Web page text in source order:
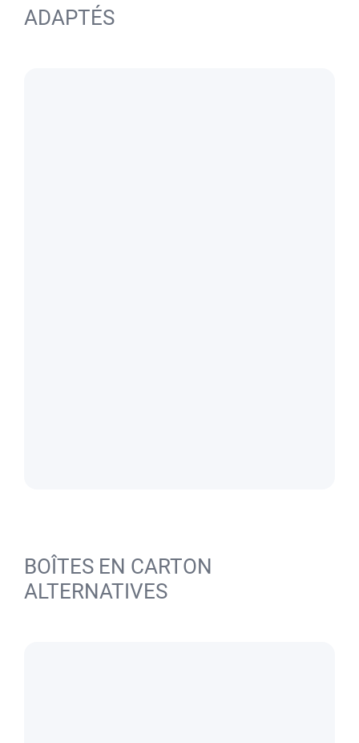
ADAPTÉS
BOÎTES EN CARTON
ALTERNATIVES